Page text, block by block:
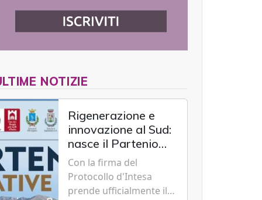
NOTIZIE
Rigenerazione e
innovazione al Sud:
nasce il Partenio
Creative Hub per il
rilancio del
territorio
Con la firma del
Protocollo d'Intesa
prende ufficialmente il